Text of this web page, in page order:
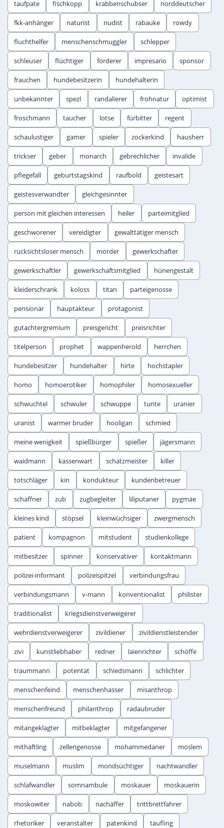
taufpate fischkopp krabbenschubser norddeutscher
fkk-anhänger naturist nudist rabauke rowdy
fluchthelfer menschenschmuggler schlepper
schleuser flüchtiger förderer impresario sponsor
frauchen hundebesitzerin hundehalterin
unbekannter spezl randalierer frohnatur optimist
froschmann taucher lotse fürbitter regent
schaulustiger gamer spieler zockerkind hausherr
trickser geber monarch gebrechlicher invalide
pflegefall geburtstagskind raufbold geistesart
geistesverwandter gleichgesinnter
person mit gleichen interessen heiler parteimitglied
geschworener vereidigter gewalttätiger mensch
rücksichtsloser mensch mörder gewerkschafter
gewerkschaftler gewerkschaftsmitglied hünengestalt
kleiderschrank koloss titan parteigenosse
pensionär hauptakteur protagonist
gutachtergremium preisgericht preisrichter
titelperson prophet wappenherold herrchen
hundebesitzer hundehalter hirte hochstapler
homo homoerotiker homophiler homosexueller
schwuchtel schwuler schwuppe tunte uranier
uranist warmer bruder hooligan schmied
meine wenigkeit spießbürger spießer jägersmann
waidmann kassenwart schatzmeister killer
totschläger kin kondukteur kundenbetreuer
schaffner zub zugbegleiter liliputaner pygmäe
kleines kind stöpsel kleinwüchsiger zwergmensch
patient kompagnon mitstudent studienkollege
mitbesitzer spinner konservativer kontaktmann
polizei-informant polizeispitzel verbindungsfrau
verbindungsmann v-mann konventionalist philister
traditionalist kriegsdienstverweigerer
wehrdienstverweigerer zivildiener zivildienstleistender
zivi kunstliebhaber redner laienrichter schöffe
traummann potentat schiedsmann schlichter
menschenfeind menschenhasser misanthrop
menschenfreund philanthrop radaubruder
mitangeklagter mitbeklagter mitgefangener
mithäftling zellengenosse mohammedaner moslem
muselmann muslim mondsüchtiger nachtwandler
schlafwandler somnambule moskauer moskauerin
moskowiter nabob nachäffer trittbrettfahrer
rhetoriker veranstalter patenkind täufling